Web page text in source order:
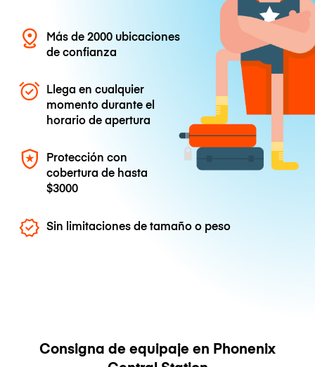
Más de 2000 ubicaciones
de confianza
Llega en cualquier
momento durante el
horario de apertura
Protección con
cobertura de hasta
$3000
Sin limitaciones de tamaño o peso
Consigna de equipaje en Phonenix